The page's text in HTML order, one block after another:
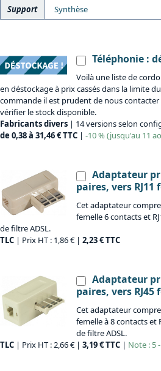
Support Synthèse
Téléphonie :
Voilà une liste de
en déstockage à prix cassés dans la limite
commande il est prudent de nous
vérifier le stock disponible.
Fabricants divers | 14 versions selon
de 0,38 à 31,46 € TTC | -10 % (jusqu'au 11
Adaptateur
paires, vers
Cet adaptateur
femelle 6 contacts et
de filtre ADSL.
TLC | Prix HT : 1,86 € | 2,23 € TTC
Adaptateur
paires, vers
Cet adaptateur
femelle à 8 contacts et
de filtre ADSL.
TLC | Prix HT : 2,66 € | 3,19 € TTC | Note : 5